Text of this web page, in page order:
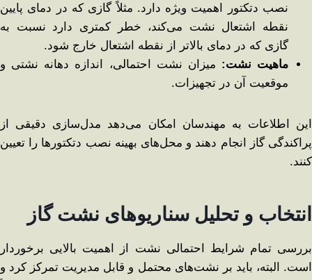
نصب دتکتور اهمیت ویژه دارد. مثلاً گازی که در دمای پایین
نقطه اشتعال نشت می‌کند، خطر کمتری دارد نسبت به
گازی که در دمای بالاتر از نقطه اشتعال خارج شود.
ماهیت نشت: میزان نشت احتمالی، اندازه دهانه نشتی و
موقعیت آن در تجهیزات.
این اطلاعات به مهندسان امکان می‌دهد مدل‌سازی دقیقی از
پراکندگی گاز انجام دهند و محل‌های بهینه نصب دتکتورها را تعیین
کنند.
انتخاب و تحلیل سناریوهای نشت گاز
بررسی تمام شرایط احتمالی نشت از اهمیت بالایی برخوردار
است. البته، باید بر نشت‌های محتمل و قابل مدیریت تمرکز کرد و